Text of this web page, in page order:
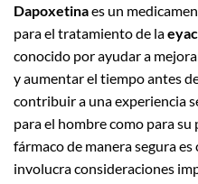
Dapoxetinaes un
para el tratamiento de la
conocido por ayudar a
y aumentar el tiempo antes
contribuir a una experiencia
para el hombre como para su
fármaco de manera segura
involucra consideraciones